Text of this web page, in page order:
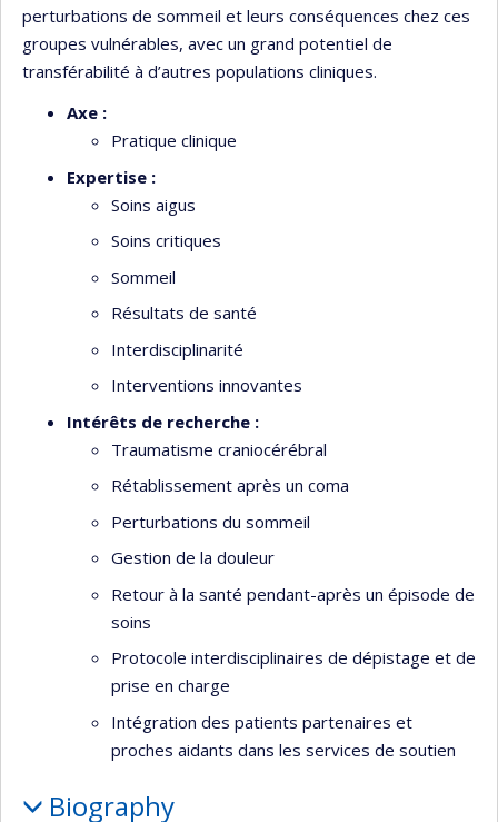
perturbations de sommeil et leurs conséquences chez ces
groupes vulnérables, avec un grand potentiel de
transférabilité à d’autres populations cliniques.
Axe :
Pratique clinique
Expertise :
Soins aigus
Soins critiques
Sommeil
Résultats de santé
Interdisciplinarité
Interventions innovantes
Intérêts de recherche :
Traumatisme craniocérébral
Rétablissement après un coma
Perturbations du sommeil
Gestion de la douleur
Retour à la santé pendant-après un épisode de
soins
Protocole interdisciplinaires de dépistage et de
prise en charge
Intégration des patients partenaires et
proches aidants dans les services de soutien
Biography